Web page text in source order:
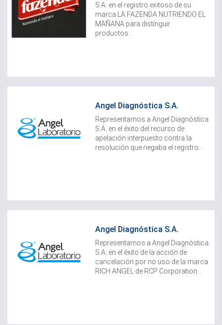
S.A. en el registro exitoso de su
marca LA FAZENDA NUTRIENDO EL
MAÑANA para distinguir
productos...
Angel Diagnóstica S.A.
Representamos a Angel Diagnóstica
S.A. en el éxito del recurso de
apelación interpuesto contra la
resolución que negaba el registro...
Angel Diagnóstica S.A.
Representamos a Angel Diagnóstica
S.A. en el éxito de la acción de
cancelación por no uso de la marca
RICH ANGEL de RCP Corporation...